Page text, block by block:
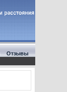
Отзывы